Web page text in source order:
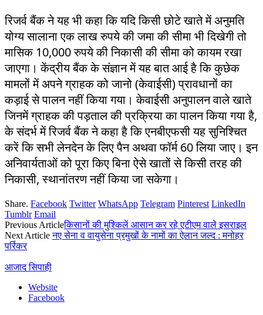
रिजर्व बैंक ने यह भी कहा कि यदि किसी छोटे खाते में अनुमति
योग्य सालाना एक लाख रुपये की जमा की सीमा भी दिखेगी तो
मासिक 10,000 रुपये की निकासी की सीमा को कायम रखा
जाएगा। केंद्रीय बैंक के संज्ञान में यह बात आई है कि कुछेक
मामलों में अपने ग्राहक को जानो (केवाईसी) प्रावधानों का
कड़ाई से पालन नहीं किया गया। केवाईसी अनुपालन वाले खाते
जिनमें ग्राहक की पड़ताल की प्रक्रिया का पालन किया गया है,
के संदर्भ में रिजर्व बैंक ने कहा है कि एनबीएफसी यह सुनिश्चित
करें कि सभी लेनदेन के लिए पैन अथवा फॉर्म 60 लिया जाए। इन
अनिवार्यताओं को पूरा किए बिना ऐसे खातों से किसी तरह की
निकासी, स्थानांतरण नहीं किया जा सकेगा।
Share. Facebook Twitter WhatsApp Telegram Pinterest LinkedIn
Tumblr Email
Previous Articleकिसानों की मुश्किलें आसान कर रहे एटीएम वाले इसराइल
Next Articleनए सेना व वायुसेना प्रमुखों के नामों का ऐलान जल्द : मनोहर
पर्रिकर
आजाद सिपाही
Website
Facebook